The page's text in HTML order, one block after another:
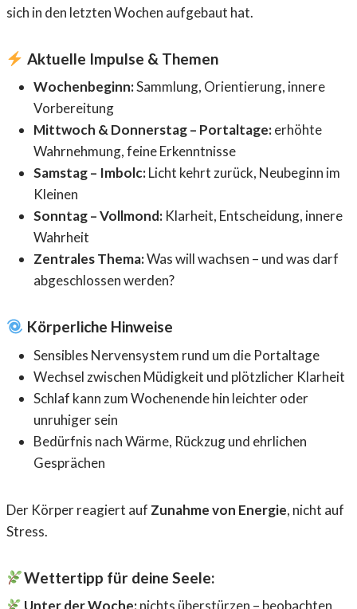
sich in den letzten Wochen aufgebaut hat.
Aktuelle Impulse & Themen
Wochenbeginn:Sammlung, Orientierung, innere
Vorbereitung
Mittwoch & Donnerstag – Portaltage:erhöhte
Wahrnehmung, feine Erkenntnisse
Samstag – Imbolc:Licht kehrt zurück, Neubeginn im
Kleinen
Sonntag – Vollmond: Klarheit, Entscheidung, innere
Wahrheit
Zentrales Thema:Was will wachsen – und was darf
abgeschlossen werden?
Körperliche Hinweise
Sensibles Nervensystem rund um die Portaltage
Wechsel zwischen Müdigkeit und plötzlicher Klarheit
Schlaf kann zum Wochenende hin leichter oder
unruhiger sein
Bedürfnis nach Wärme, Rückzug und ehrlichen
Gesprächen
Der Körper reagiert auf Zunahme von Energie, nicht auf
Stress.
Wettertipp für deine Seele:
Unter der Woche:nichts überstürzen – beobachten